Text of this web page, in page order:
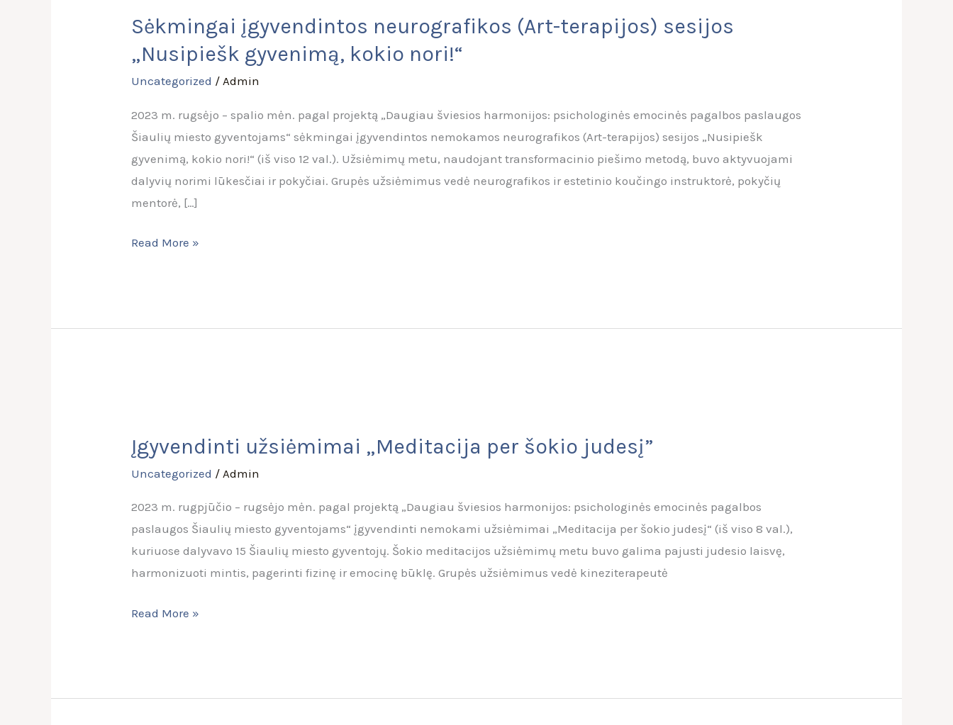
Sėkmingai įgyvendintos neurografikos (Art-terapijos) sesijos
„Nusipiešk gyvenimą, kokio nori!“
Uncategorized /Admin
2023 m. rugsėjo – spalio mėn. pagal projektą „Daugiau šviesios harmonijos: psichologinės emocinės pagalbos paslaugos
Šiaulių miesto gyventojams“ sėkmingai įgyvendintos nemokamos neurografikos (Art-terapijos) sesijos „Nusipiešk
gyvenimą, kokio nori!“ (iš viso 12 val.). Užsiėmimų metu, naudojant transformacinio piešimo metodą, buvo aktyvuojami
dalyvių norimi lūkesčiai ir pokyčiai. Grupės užsiėmimus vedė neurografikos ir estetinio koučingo instruktorė, pokyčių
mentorė, […]
neurografikos
(Art-
„Nusipiešk
gyvenimą,
kokio
nori!“
Read More »
Įgyvendinti užsiėmimai „Meditacija per šokio judesį”
Uncategorized / Admin
2023 m. rugpjūčio – rugsėjo mėn. pagal projektą „Daugiau šviesios harmonijos: psichologinės emocinės pagalbos
paslaugos Šiaulių miesto gyventojams“ įgyvendinti nemokami užsiėmimai „Meditacija per šokio judesį“ (iš viso 8 val.),
kuriuose dalyvavo 15 Šiaulių miesto gyventojų. Šokio meditacijos užsiėmimų metu buvo galima pajusti judesio laisvę,
harmonizuoti mintis, pagerinti fizinę ir emocinę būklę. Grupės užsiėmimus vedė kineziterapeutė
„Meditacija
per
judesį”
Read More »